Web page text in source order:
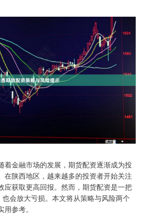
着金融市场的发展，期货配资逐渐成为投
在陕西地区，越来越多的投资者开始关注
应获取更高回报。然而，期货配资是一把
也会放大亏损。本文将从策略与风险两个
参考。